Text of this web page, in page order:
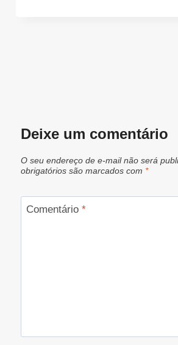
Deixe um comentário
O seu endereço de e-mail não será
obrigatórios são marcados com *
Comentário *